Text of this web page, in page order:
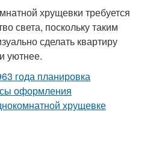
хрущевки требуется
света, поскольку таким
сделать квартиру
уютнее.